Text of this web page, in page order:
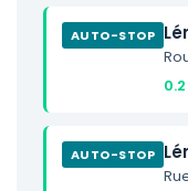
AUTO-STOP
AUTO-STOP